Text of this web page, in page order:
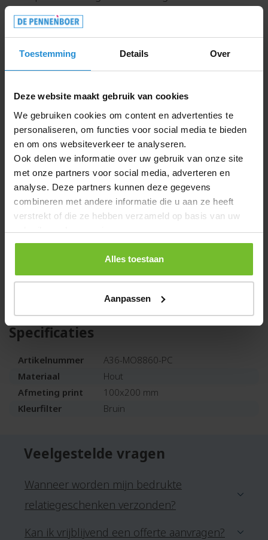
Toestemming Details Over
Deze website maakt gebruik van cookies
We gebruiken cookies om content en advertenties te
personaliseren, om functies voor social media te bieden
en om ons websiteverkeer te analyseren.
Ook delen we informatie over uw gebruik van onze site
met onze partners voor social media, adverteren en
analyse. Deze partners kunnen deze gegevens
combineren met andere informatie die u aan ze heeft
verstrekt of die ze hebben verzameld op basis van uw
gebruik van hun services.
Alles toestaan
Aanpassen
Duurzaam en milieuvriendelijk
relatiegeschenk met authentieke
Natuurlijke kleurvariaties maken elk exemplaar
uniek
Specificaties
Materiaal:Europees Alder hout
Bedrukoppervlak:100 x 200 mm
Kleur:natuurlijk houtkleur (bruin/beige)
Gewicht:165 gram
Kenmerken:100% natuurlijk, lijmvrij
Laat deze houten snijplank bedrukken met uw
eigen logo en maak indruk met een natuurlijk en
functioneel relatiegeschenk. Vraag vrijblijvend een
Specificaties
Artikelnummer
A36-MO8860-PC
Materiaal
Hout
Afmeting print
100x200 mm
Kleurfilter
Bruin
Veelgestelde vragen
Wanneer worden mijn bedrukte
relatiegeschenken verzonden?
Kan ik vrijblijvend een offerte aanvragen?